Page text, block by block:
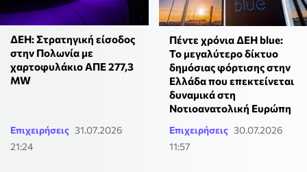
ΔΕΗ: Στρατηγική είσοδος
στην Πολωνία με
χαρτοφυλάκιο ΑΠΕ 277,3
MW
Επιχειρήσεις 31.07.2026
21:24
Πέντε χρόνια ΔΕΗ blue:
Το μεγαλύτερο δίκτυο
δημόσιας φόρτισης στην
Ελλάδα που επεκτείνεται
δυναμικά στη
Νοτιοανατολική Ευρώπη
Επιχειρήσεις 30.07.2026
11:57